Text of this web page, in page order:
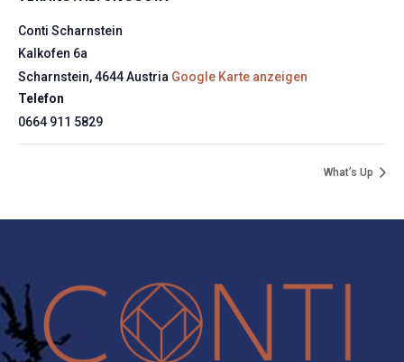
Conti Scharnstein
Kalkofen 6a
Scharnstein,4644Austria Google Karte anzeigen
Telefon
0664 911 5829
What’s Up